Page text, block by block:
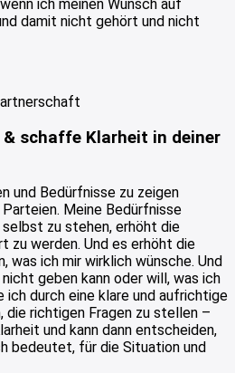
ich meinen Wunsch auf
damit nicht gehört und nicht
schaffe Klarheit in deiner
und Bedürfnisse zu zeigen
Meine Bedürfnisse
selbst zu stehen, erhöht die
zu werden. Und es erhöht die
was ich mir wirklich wünsche. Und
geben kann oder will, was ich
ich durch eine klare und aufrichtige
die richtigen Fragen zu stellen –
und kann dann entscheiden,
bedeutet, für die Situation und